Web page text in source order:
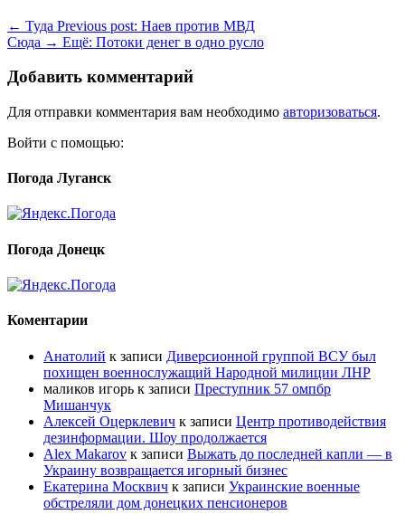
← Туда Previous post: Наев против МВД
Сюда → Ещё: Потоки денег в одно русло
Добавить комментарий
Для отправки комментария вам необходимо авторизоваться.
Войти с помощью:
Погода Луганск
Погода Донецк
Коментарии
Анатолий к записи Диверсионной группой ВСУ был
похищен военнослужащий Народной милиции ЛНР
маликов игорь к записи Преступник 57 омпбр
Мишанчук
Алексей Оцерклевич к записи Центр противодействия
дезинформации. Шоу продолжается
Alex Makarov к записи Выжать до последней капли — в
Украину возвращается игорный бизнес
Екатерина Москвич к записи Украинские военные
обстреляли дом донецких пенсионеров